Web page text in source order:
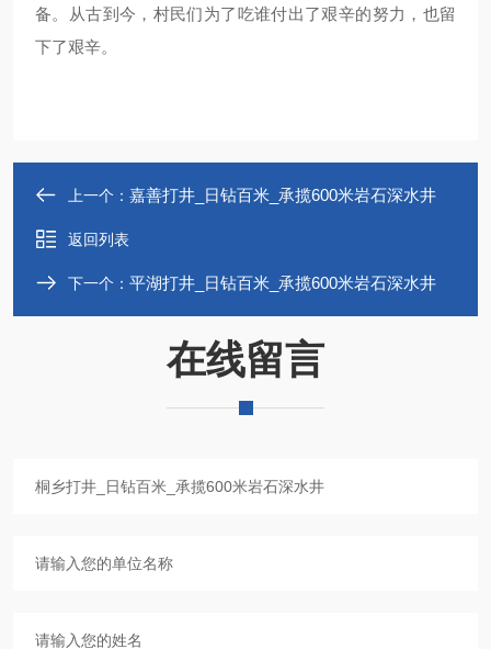
备。从古到今，村民们为了吃谁付出了艰辛的努力，也留
下了艰辛。
上一个： 嘉善打井_日钻百米_承揽600米岩石深水井
返回列表
下一个： 平湖打井_日钻百米_承揽600米岩石深水井
在线留言